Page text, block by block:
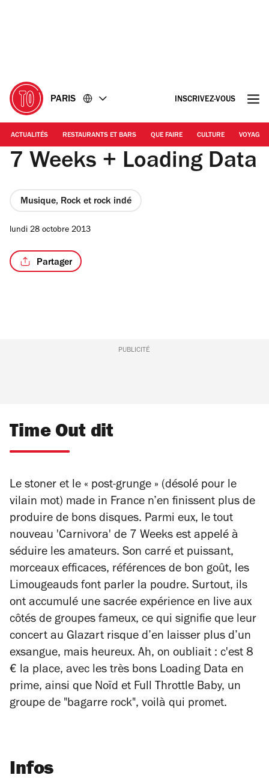
PARIS INSCRIVEZ-VOUS
ACTUALITÉS RESTAURANTS ET BARS QUE FAIRE CULTURE VOYAGE
7 Weeks + Loading Data
Musique, Rock et rock indé
lundi 28 octobre 2013
Partager
PUBLICITÉ
Time Out dit
Le stoner et le « post-grunge » (désolé pour le
vilain mot) made in France n’en finissent plus de
produire de bons disques. Parmi eux, le tout
nouveau 'Carnivora' de 7 Weeks est appelé à
séduire les amateurs. Son carré et puissant,
morceaux efficaces, références de bon goût, les
Limougeauds font parler la poudre. Surtout, ils
ont accumulé une sacrée expérience en live aux
côtés de groupes fameux, ce qui signifie que leur
concert au Glazart risque d’en laisser plus d’un
exsangue, mais heureux. Ah, on oubliait : c'est 8
€ la place, avec les très bons Loading Data en
prime, ainsi que Noïd et Full Throttle Baby, un
groupe de "bagarre rock", voilà qui promet.
Infos